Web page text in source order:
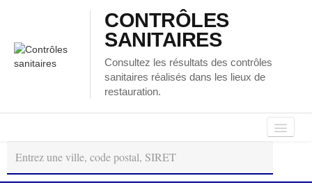
CONTRÔLES
SANITAIRES
Consultez les résultats des contrôles
sanitaires réalisés dans les lieux de
restauration.
Autour
de
moi
Régions